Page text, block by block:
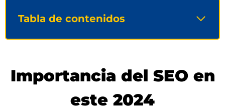
Tabla de contenidos
Importancia del SEO en
este 2024